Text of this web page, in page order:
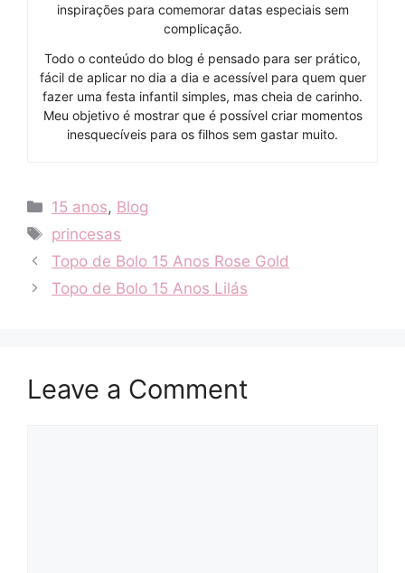
inspirações para comemorar datas especiais sem
complicação.
Todo o conteúdo do blog é pensado para ser prático,
fácil de aplicar no dia a dia e acessível para quem quer
fazer uma festa infantil simples, mas cheia de carinho.
Meu objetivo é mostrar que é possível criar momentos
inesquecíveis para os filhos sem gastar muito.
Categories
15 anos, Blog
Tags
princesas
Topo de Bolo 15 Anos Rose Gold
Topo de Bolo 15 Anos Lilás
Leave a Comment